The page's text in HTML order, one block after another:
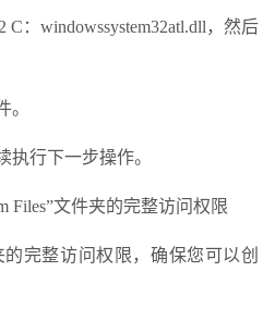
C：windowssystem32atl.dll，然后
。
执行下一步操作。
Files”文件夹的完整访问权限
的完整访问权限，确保您可以创